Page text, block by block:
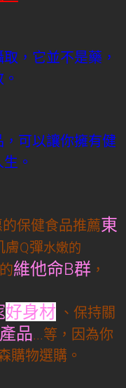
，它並不是藥，
可以讓你擁有健
。
保健食品推薦東
膚Q彈水嫩的
維他命B群，
好身材 、保持關
品...等，因為你
購物選購。